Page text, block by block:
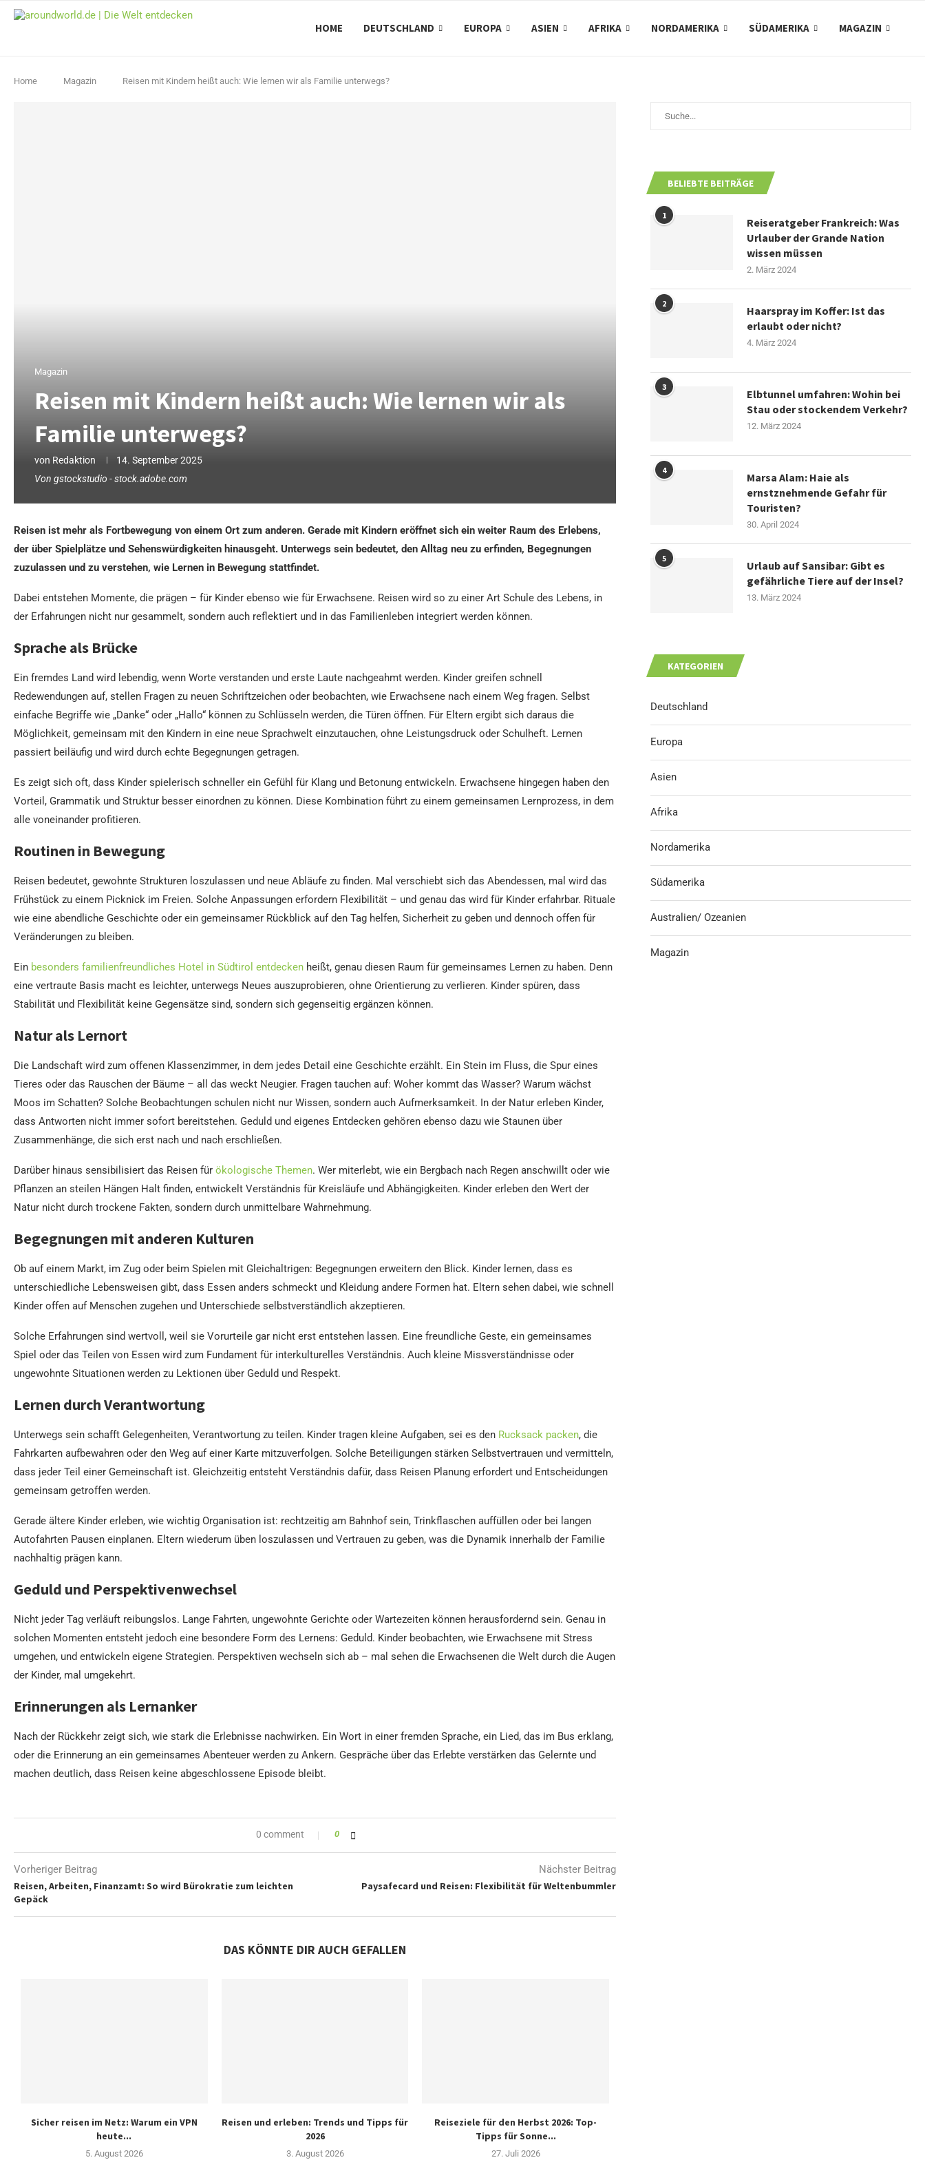
HOME DEUTSCHLAND EUROPA ASIEN AFRIKA NORDAMERIKA SÜDAMERIKA MAGAZIN
Home Magazin Reisen mit Kindern heißt auch: Wie lernen wir als Familie unterwegs?
Magazin
Reisen mit Kindern heißt auch: Wie lernen wir als
Familie unterwegs?
von Redaktion
14. September 2025
Von gstockstudio - stock.adobe.com
Reisen ist mehr als Fortbewegung von einem Ort zum anderen. Gerade mit Kindern eröffnet sich ein weiter Raum des Erlebens,
der über Spielplätze und Sehenswürdigkeiten hinausgeht. Unterwegs sein bedeutet, den Alltag neu zu erfinden, Begegnungen
zuzulassen und zu verstehen, wie Lernen in Bewegung stattfindet.
Dabei entstehen Momente, die prägen – für Kinder ebenso wie für Erwachsene. Reisen wird so zu einer Art Schule des Lebens, in
der Erfahrungen nicht nur gesammelt, sondern auch reflektiert und in das Familienleben integriert werden können.
Sprache als Brücke
Ein fremdes Land wird lebendig, wenn Worte verstanden und erste Laute nachgeahmt werden. Kinder greifen schnell
Redewendungen auf, stellen Fragen zu neuen Schriftzeichen oder beobachten, wie Erwachsene nach einem Weg fragen. Selbst
einfache Begriffe wie „Danke“ oder „Hallo“ können zu Schlüsseln werden, die Türen öffnen. Für Eltern ergibt sich daraus die
Möglichkeit, gemeinsam mit den Kindern in eine neue Sprachwelt einzutauchen, ohne Leistungsdruck oder Schulheft. Lernen
passiert beiläufig und wird durch echte Begegnungen getragen.
Es zeigt sich oft, dass Kinder spielerisch schneller ein Gefühl für Klang und Betonung entwickeln. Erwachsene hingegen haben den
Vorteil, Grammatik und Struktur besser einordnen zu können. Diese Kombination führt zu einem gemeinsamen Lernprozess, in dem
alle voneinander profitieren.
Routinen in Bewegung
Reisen bedeutet, gewohnte Strukturen loszulassen und neue Abläufe zu finden. Mal verschiebt sich das Abendessen, mal wird das
Frühstück zu einem Picknick im Freien. Solche Anpassungen erfordern Flexibilität – und genau das wird für Kinder erfahrbar. Rituale
wie eine abendliche Geschichte oder ein gemeinsamer Rückblick auf den Tag helfen, Sicherheit zu geben und dennoch offen für
Veränderungen zu bleiben.
Ein besonders familienfreundliches Hotel in Südtirol entdecken heißt, genau diesen Raum für gemeinsames Lernen zu haben. Denn
eine vertraute Basis macht es leichter, unterwegs Neues auszuprobieren, ohne Orientierung zu verlieren. Kinder spüren, dass
Stabilität und Flexibilität keine Gegensätze sind, sondern sich gegenseitig ergänzen können.
Natur als Lernort
Die Landschaft wird zum offenen Klassenzimmer, in dem jedes Detail eine Geschichte erzählt. Ein Stein im Fluss, die Spur eines
Tieres oder das Rauschen der Bäume – all das weckt Neugier. Fragen tauchen auf: Woher kommt das Wasser? Warum wächst
Moos im Schatten? Solche Beobachtungen schulen nicht nur Wissen, sondern auch Aufmerksamkeit. In der Natur erleben Kinder,
dass Antworten nicht immer sofort bereitstehen. Geduld und eigenes Entdecken gehören ebenso dazu wie Staunen über
Zusammenhänge, die sich erst nach und nach erschließen.
Darüber hinaus sensibilisiert das Reisen für ökologische Themen. Wer miterlebt, wie ein Bergbach nach Regen anschwillt oder wie
Pflanzen an steilen Hängen Halt finden, entwickelt Verständnis für Kreisläufe und Abhängigkeiten. Kinder erleben den Wert der
Natur nicht durch trockene Fakten, sondern durch unmittelbare Wahrnehmung.
Begegnungen mit anderen Kulturen
Ob auf einem Markt, im Zug oder beim Spielen mit Gleichaltrigen: Begegnungen erweitern den Blick. Kinder lernen, dass es
unterschiedliche Lebensweisen gibt, dass Essen anders schmeckt und Kleidung andere Formen hat. Eltern sehen dabei, wie schnell
Kinder offen auf Menschen zugehen und Unterschiede selbstverständlich akzeptieren.
Solche Erfahrungen sind wertvoll, weil sie Vorurteile gar nicht erst entstehen lassen. Eine freundliche Geste, ein gemeinsames
Spiel oder das Teilen von Essen wird zum Fundament für interkulturelles Verständnis. Auch kleine Missverständnisse oder
ungewohnte Situationen werden zu Lektionen über Geduld und Respekt.
Lernen durch Verantwortung
Unterwegs sein schafft Gelegenheiten, Verantwortung zu teilen. Kinder tragen kleine Aufgaben, sei es den Rucksack packen, die
Fahrkarten aufbewahren oder den Weg auf einer Karte mitzuverfolgen. Solche Beteiligungen stärken Selbstvertrauen und vermitteln,
dass jeder Teil einer Gemeinschaft ist. Gleichzeitig entsteht Verständnis dafür, dass Reisen Planung erfordert und Entscheidungen
gemeinsam getroffen werden.
Gerade ältere Kinder erleben, wie wichtig Organisation ist: rechtzeitig am Bahnhof sein, Trinkflaschen auffüllen oder bei langen
Autofahrten Pausen einplanen. Eltern wiederum üben loszulassen und Vertrauen zu geben, was die Dynamik innerhalb der Familie
nachhaltig prägen kann.
Geduld und Perspektivenwechsel
Nicht jeder Tag verläuft reibungslos. Lange Fahrten, ungewohnte Gerichte oder Wartezeiten können herausfordernd sein. Genau in
solchen Momenten entsteht jedoch eine besondere Form des Lernens: Geduld. Kinder beobachten, wie Erwachsene mit Stress
umgehen, und entwickeln eigene Strategien. Perspektiven wechseln sich ab – mal sehen die Erwachsenen die Welt durch die Augen
der Kinder, mal umgekehrt.
Erinnerungen als Lernanker
Nach der Rückkehr zeigt sich, wie stark die Erlebnisse nachwirken. Ein Wort in einer fremden Sprache, ein Lied, das im Bus erklang,
oder die Erinnerung an ein gemeinsames Abenteuer werden zu Ankern. Gespräche über das Erlebte verstärken das Gelernte und
machen deutlich, dass Reisen keine abgeschlossene Episode bleibt.
0 comment 0
Vorheriger Beitrag
Reisen, Arbeiten, Finanzamt: So wird Bürokratie zum leichten
Gepäck
Nächster Beitrag
Paysafecard und Reisen: Flexibilität für Weltenbummler
DAS KÖNNTE DIR AUCH GEFALLEN
Sicher reisen im Netz: Warum ein VPN
heute...
5. August 2026
Reisen und erleben: Trends und Tipps für
2026
3. August 2026
Reiseziele für den Herbst 2026: Top-
Tipps für Sonne...
27. Juli 2026
BELIEBTE BEITRÄGE
1
Reiseratgeber Frankreich: Was
Urlauber der Grande Nation
wissen müssen
2. März 2024
2
Haarspray im Koffer: Ist das
erlaubt oder nicht?
4. März 2024
3
Elbtunnel umfahren: Wohin bei
Stau oder stockendem Verkehr?
12. März 2024
4
Marsa Alam: Haie als
ernstznehmende Gefahr für
Touristen?
30. April 2024
5
Urlaub auf Sansibar: Gibt es
gefährliche Tiere auf der Insel?
13. März 2024
KATEGORIEN
Deutschland
Europa
Asien
Afrika
Nordamerika
Südamerika
Australien/ Ozeanien
Magazin